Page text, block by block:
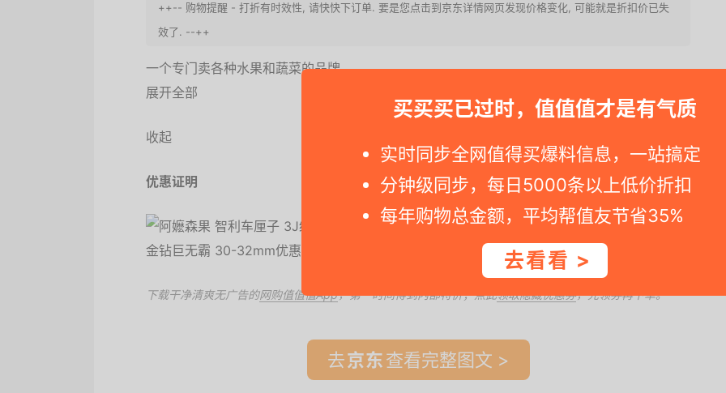
买买买已过时，值值值才是有气质
实时同步全网值得买爆料信息，一站搞定
分钟级同步，每日5000条以上低价折扣
每年购物总金额，平均帮值友节省35%
去看看 >
++-- 购物提醒 - 打折有时效性, 请快快下订单. 要是您点击到京东详情网页发现价格变化, 可能就是折扣价已失
效了. --++
一个专门卖各种水果和蔬菜的品牌。
展开全部
收起
优惠证明
下载干净清爽无广告的网购值值值App，第一时间得到内部特价；点此领取隐藏优惠券，先领券再下单。
去 查看完整图文 >